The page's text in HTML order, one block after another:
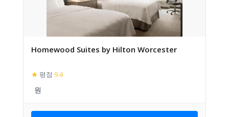
Homewood Suites by Hilton Worcester
★ 평점 9.4